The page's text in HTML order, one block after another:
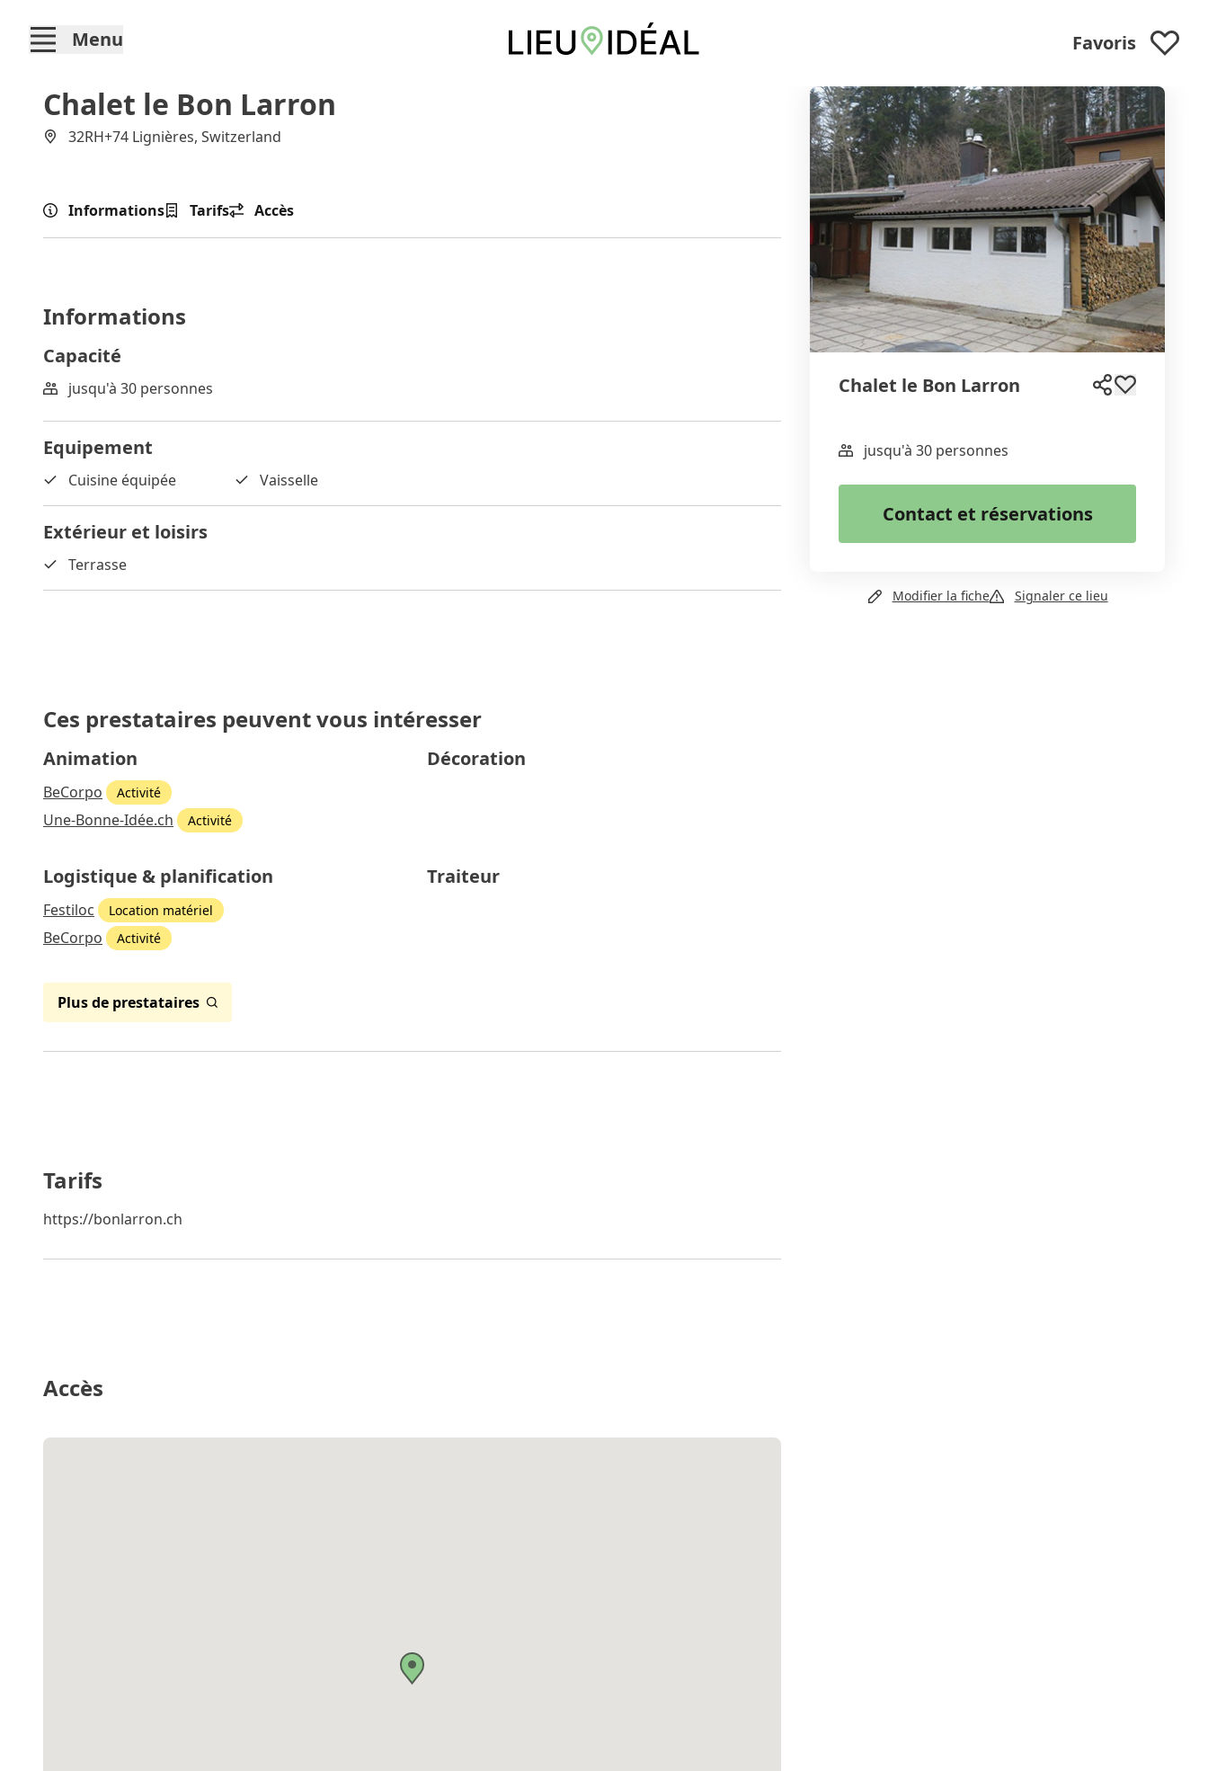
Menu Favoris
Chalet le Bon Larron
32RH+74 Lignières, Switzerland
Informations Tarifs Accès
Informations
Capacité
jusqu'à 30 personnes
Equipement
Cuisine équipée Vaisselle
Extérieur et loisirs
Terrasse
Ces prestataires peuvent vous intéresser
Animation
BeCorpo Activité
Une-Bonne-Idée.ch Activité
Décoration
Logistique & planification
Festiloc Location matériel
BeCorpo Activité
Traiteur
Plus de prestataires
Tarifs
https://bonlarron.ch
Accès
Chalet le Bon Larron
WhatsApp
Email
Copier le lien
jusqu'à 30 personnes
Contact et réservations
Email
Modifier la fiche Signaler ce lieu